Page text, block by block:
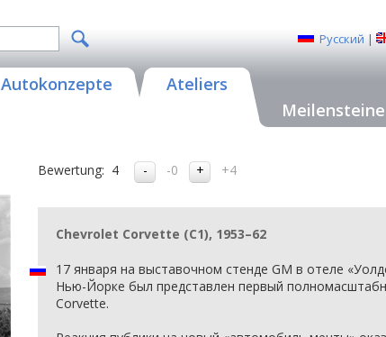
Русский |
Autokonzepte
Ateliers
Meilensteine
Bewertung: 4 -0 +4
Chevrolet Corvette (C1), 1953–62
17 января на выставочном стенде GM в отеле
Нью-Йорке был представлен первый
Corvette.